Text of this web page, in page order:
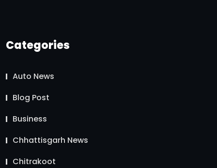
Categories
Auto News
Blog Post
Business
Chhattisgarh News
Chitrakoot